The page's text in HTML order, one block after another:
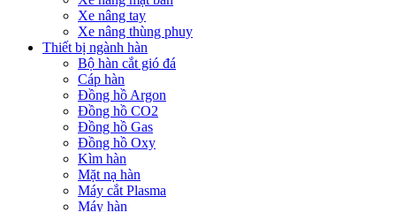
Xe nâng tay
Xe nâng thùng phuy
Thiết bị ngành hàn
Bộ hàn cắt gió đá
Cáp hàn
Đồng hồ Argon
Đồng hồ CO2
Đồng hồ Gas
Đồng hồ Oxy
Kìm hàn
Mặt nạ hàn
Máy cắt Plasma
Máy hàn